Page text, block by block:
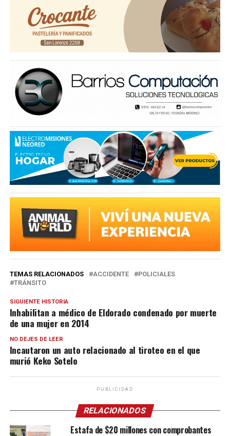
TEMAS RELACIONADOS ACCIDENTE
POLICIALES
TRÁNSITO
SIGUIENTE HISTORIA
Inhabilitan a médico de Eldorado condenado por muerte
de una mujer en 2014
NO DEJES DE LEER
Incautaron un auto relacionado al tiroteo en el que
murió Keko Sotelo
PUBLICIDAD
RELACIONADOS
Estafa de $20 millones con comprobantes